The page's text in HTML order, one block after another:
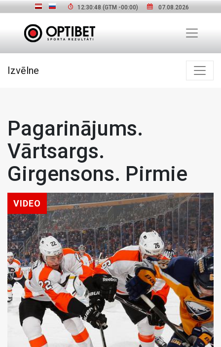
12:30:49 (GTM -00:00) 07.08.2026
Izvēlne
Pagarinājums.
Vārtsargs.
Girgensons. Pirmie
VIDEO